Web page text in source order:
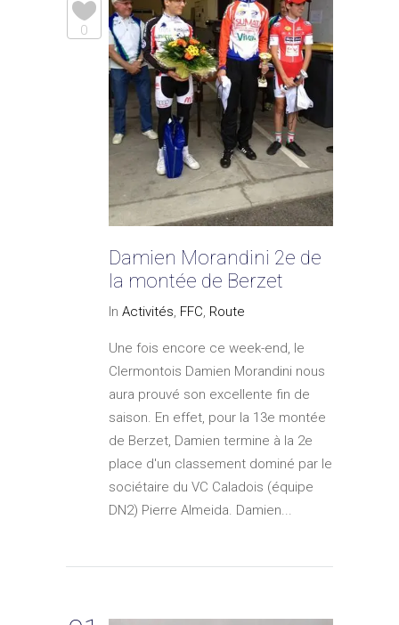
0
Damien Morandini 2e de
la montée de Berzet
In Activités, FFC, Route
Une fois encore ce week-end, le
Clermontois Damien Morandini nous
aura prouvé son excellente fin de
saison. En effet, pour la 13e montée
de Berzet, Damien termine à la 2e
place d'un classement dominé par le
sociétaire du VC Caladois (équipe
DN2) Pierre Almeida. Damien...